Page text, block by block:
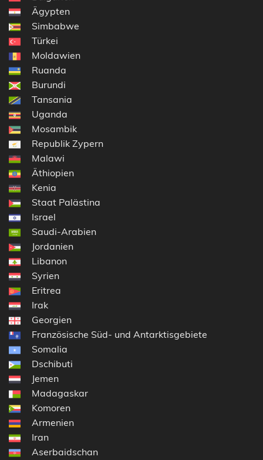
Ägypten
Simbabwe
Türkei
Moldawien
Ruanda
Burundi
Tansania
Uganda
Mosambik
Republik Zypern
Malawi
Äthiopien
Kenia
Staat Palästina
Israel
Saudi-Arabien
Jordanien
Libanon
Syrien
Eritrea
Irak
Georgien
Französische Süd- und Antarktisgebiete
Somalia
Dschibuti
Jemen
Madagaskar
Komoren
Armenien
Iran
Aserbaidschan